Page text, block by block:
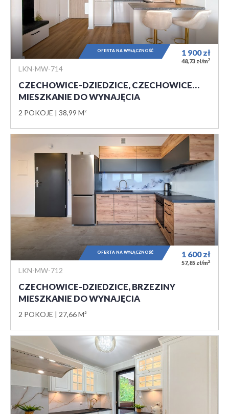
LKN-MW-714
CZECHOWICE-DZIEDZICE, CZECHOWICE…
MIESZKANIE DO WYNAJĘCIA
2 POKOJE 38,99 M²
1 900zł
48,73 zł/m2
OFERTA NA WYŁĄCZNOŚĆ
LKN-MW-712
CZECHOWICE-DZIEDZICE, BRZEZINY
MIESZKANIE DO WYNAJĘCIA
2 POKOJE 27,66 M²
1 600zł
57,85 zł/m2
OFERTA NA WYŁĄCZNOŚĆ